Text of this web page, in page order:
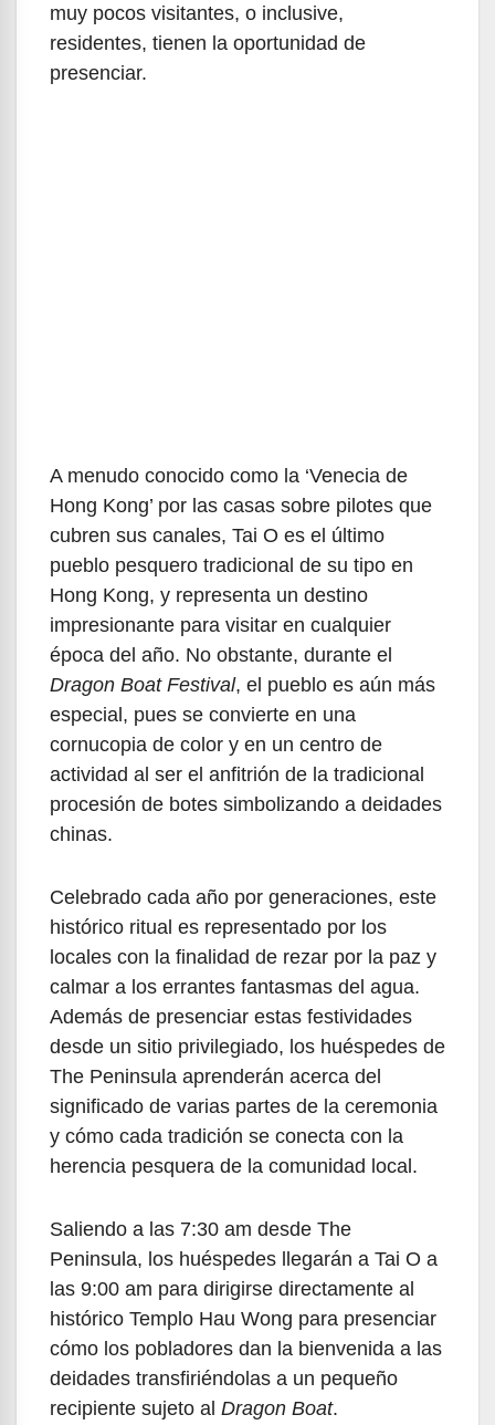
muy pocos visitantes, o inclusive,
residentes, tienen la oportunidad de
presenciar.
A menudo conocido como la ‘Venecia de
Hong Kong’ por las casas sobre pilotes que
cubren sus canales, Tai O es el último
pueblo pesquero tradicional de su tipo en
Hong Kong, y representa un destino
impresionante para visitar en cualquier
época del año. No obstante, durante el
Dragon Boat Festival, el pueblo es aún más
especial, pues se convierte en una
cornucopia de color y en un centro de
actividad al ser el anfitrión de la tradicional
procesión de botes simbolizando a deidades
chinas.
Celebrado cada año por generaciones, este
histórico ritual es representado por los
locales con la finalidad de rezar por la paz y
calmar a los errantes fantasmas del agua.
Además de presenciar estas festividades
desde un sitio privilegiado, los huéspedes de
The Peninsula aprenderán acerca del
significado de varias partes de la ceremonia
y cómo cada tradición se conecta con la
herencia pesquera de la comunidad local.
Saliendo a las 7:30 am desde The
Peninsula, los huéspedes llegarán a Tai O a
las 9:00 am para dirigirse directamente al
histórico Templo Hau Wong para presenciar
cómo los pobladores dan la bienvenida a las
deidades transfiriéndolas a un pequeño
recipiente sujeto al Dragon Boat.